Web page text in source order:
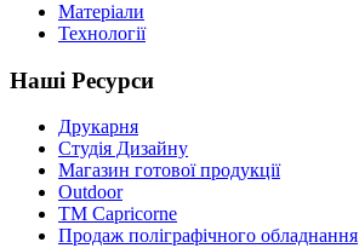
Матеріали
Технології
Наші Ресурси
Друкарня
Студія Дизайну
Магазин готової продукції
Outdoor
TM Capricorne
Продаж поліграфічного обладнання